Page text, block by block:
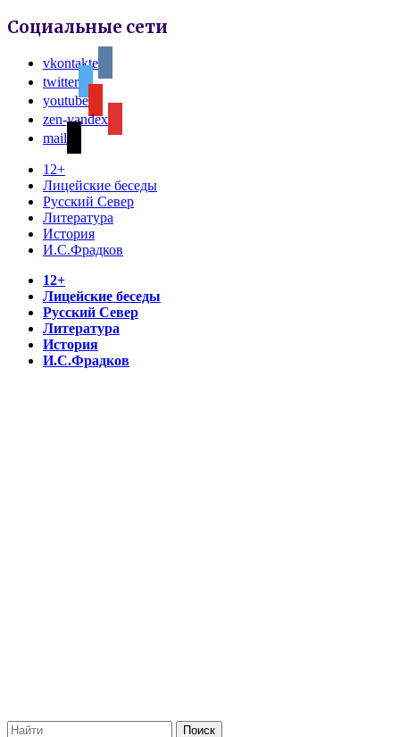
Социальные сети
vkontakte
twitter
youtube
zen-yandex
mail
12+
Лицейские беседы
Русский Север
Литература
История
И.С.Фрадков
12+
Лицейские беседы
Русский Север
Литература
История
И.С.Фрадков